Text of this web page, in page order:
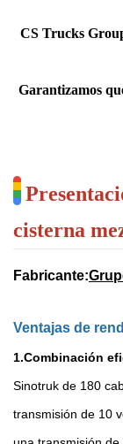
CS Trucks
Garantizamos
cisterna
Fabricante:
Ventajas de
1.Combinación
Sinotruk de 180
transmisión de 10